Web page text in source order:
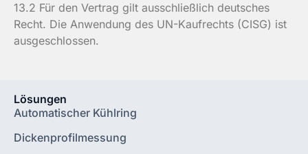
13.2 Für den Vertrag gilt ausschließlich deutsches
Recht. Die Anwendung des UN-Kaufrechts (CISG) ist
ausgeschlossen.
Lösungen
Automatischer Kühlring
Dickenprofilmessung